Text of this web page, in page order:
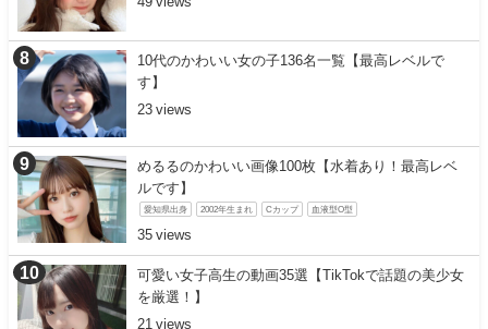
10代のかわいい女の子136名一覧【最高レベルで
す】
23
めるるのかわいい画像100枚【水着あり！最高レベ
ルです】
愛知県出身 2002年生まれ Cカップ 血液型O型
35
可愛い女子高生の動画35選【TikTokで話題の美少女
を厳選！】
21